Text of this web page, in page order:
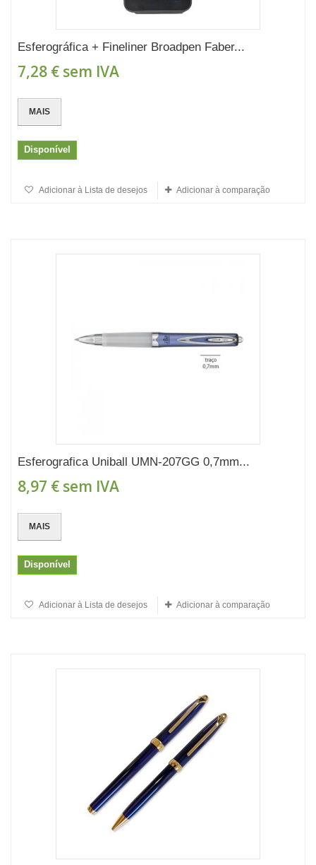
Esferográfica + Fineliner Broadpen Faber...
7,28 € sem IVA
MAIS
Disponível
Adicionar à Lista de desejos Adicionar à comparação
Esferografica Uniball UMN-207GG 0,7mm...
8,97 € sem IVA
MAIS
Disponível
Adicionar à Lista de desejos Adicionar à comparação